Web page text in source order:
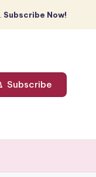
Subscribe Now!
Subscribe